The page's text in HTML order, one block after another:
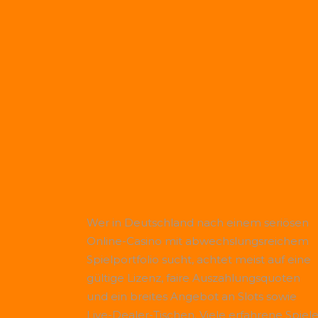
Wer in Deutschland nach einem seriösen
Online-Casino mit abwechslungsreichem
Spielportfolio sucht, achtet meist auf eine
gültige Lizenz, faire Auszahlungsquoten
und ein breites Angebot an Slots sowie
Live-Dealer-Tischen. Viele erfahrene